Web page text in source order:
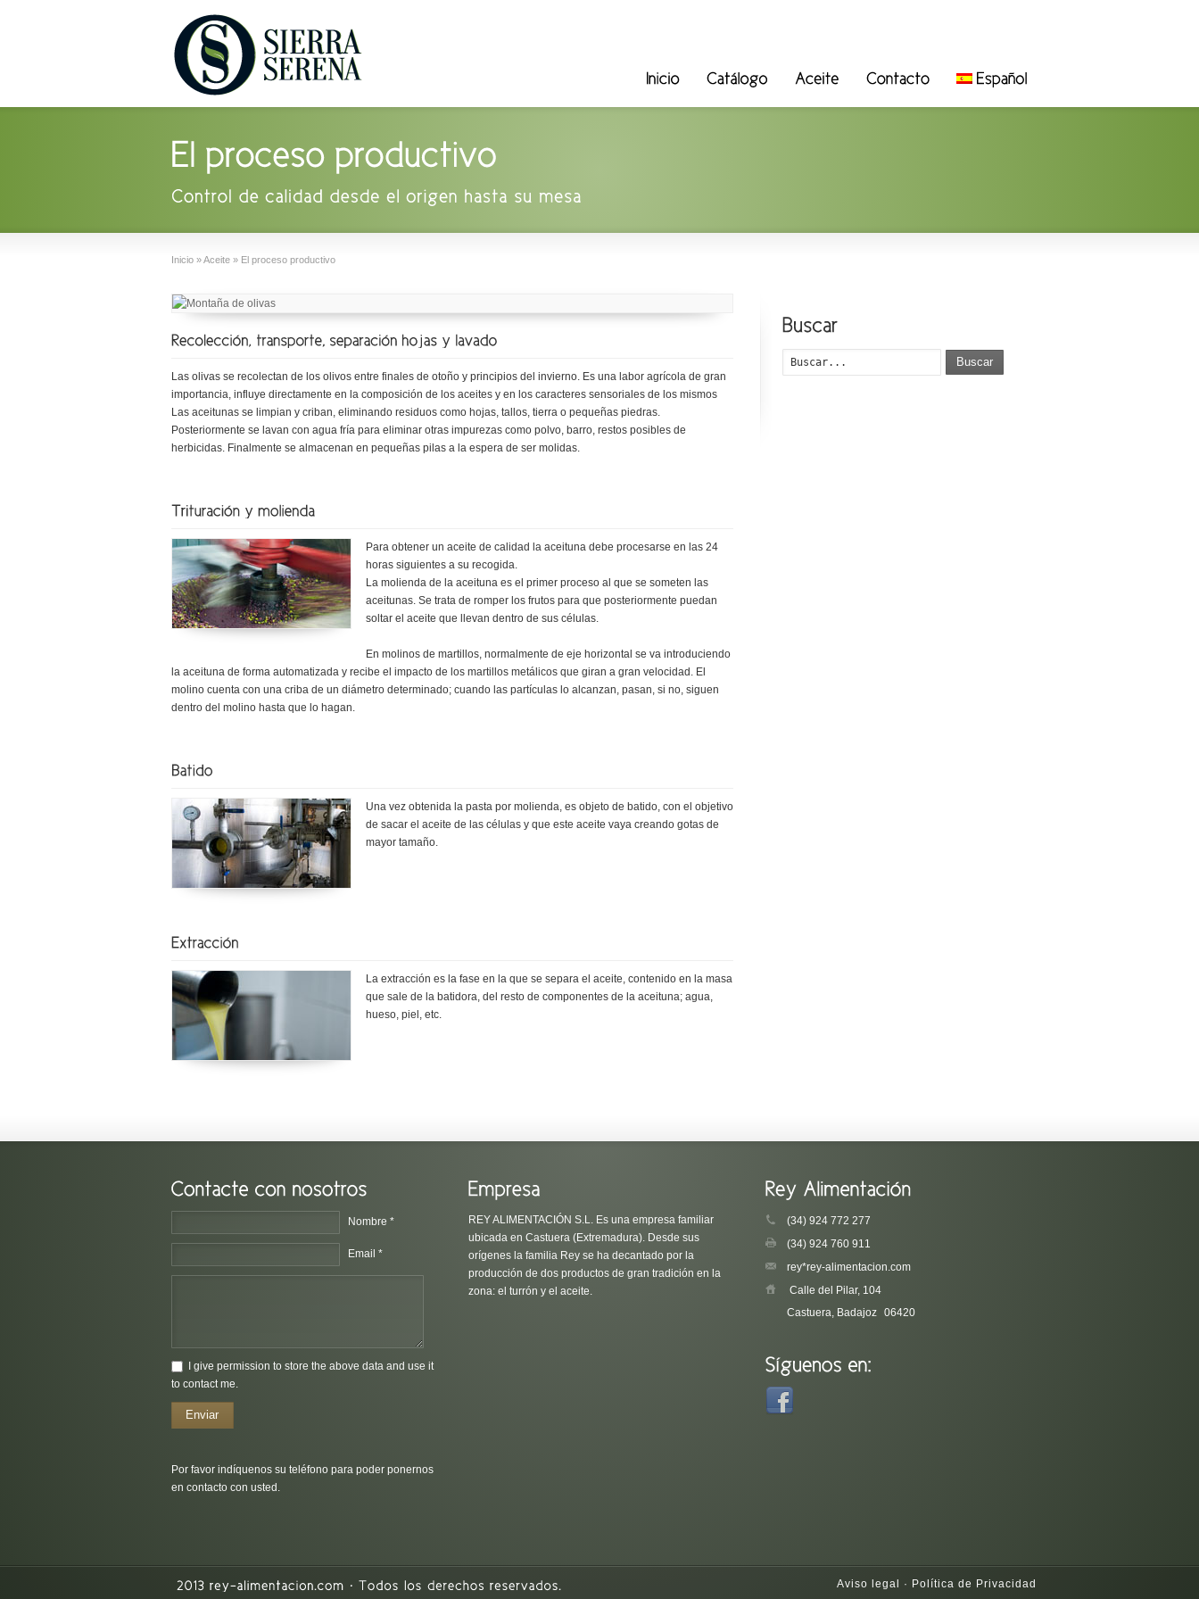
Inicio »Aceite » El proceso productivo
Las olivas se recolectan de los olivos entre finales de otoño y principios del invierno. Es una labor agrícola de gran
importancia, influye directamente en la composición de los aceites y en los caracteres sensoriales de los mismos
Las aceitunas se limpian y criban, eliminando residuos como hojas, tallos, tierra o pequeñas piedras.
Posteriormente se lavan con agua fría para eliminar otras impurezas como polvo, barro, restos posibles de
herbicidas. Finalmente se almacenan en pequeñas pilas a la espera de ser molidas.
Para obtener un aceite de calidad la aceituna debe procesarse en las 24
horas siguientes a su recogida.
La molienda de la aceituna es el primer proceso al que se someten las
aceitunas. Se trata de romper los frutos para que posteriormente puedan
soltar el aceite que llevan dentro de sus células.
En molinos de martillos, normalmente de eje horizontal se va introduciendo
la aceituna de forma automatizada y recibe el impacto de los martillos metálicos que giran a gran velocidad. El
molino cuenta con una criba de un diámetro determinado; cuando las partículas lo alcanzan, pasan, si no, siguen
dentro del molino hasta que lo hagan.
Una vez obtenida la pasta por molienda, es objeto de batido, con el objetivo
de sacar el aceite de las células y que este aceite vaya creando gotas de
mayor tamaño.
La extracción es la fase en la que se separa el aceite, contenido en la masa
que sale de la batidora, del resto de componentes de la aceituna; agua,
hueso, piel, etc.
Buscar
Nombre *
Email *
I give permission to store the above data and use it
to contact me.
Enviar
Por favor indíquenos su teléfono para poder ponernos
en contacto con usted.
REY ALIMENTACIÓN S.L. Es una empresa familiar
ubicada en Castuera (Extremadura). Desde sus
orígenes la familia Rey se ha decantado por la
producción de dos productos de gran tradición en la
zona: el turrón y el aceite.
(34) 924 772 277
(34) 924 760 911
rey*rey-alimentacion.com
Calle del Pilar, 104
Castuera, Badajoz
06420
Aviso legal · Política de Privacidad